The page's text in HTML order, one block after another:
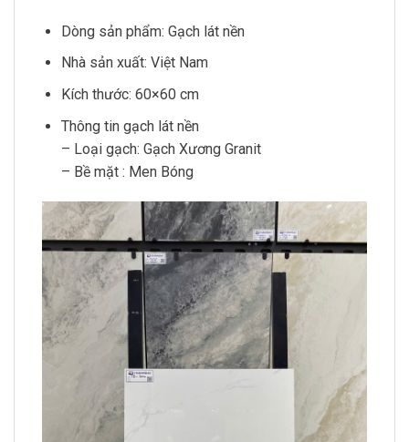
Dòng sản phẩm: Gạch lát nền
Nhà sản xuất: Việt Nam
Kích thước: 60×60 cm
Thông tin gạch lát nền
– Loại gạch: Gạch Xương Granit
– Bề mặt : Men Bóng